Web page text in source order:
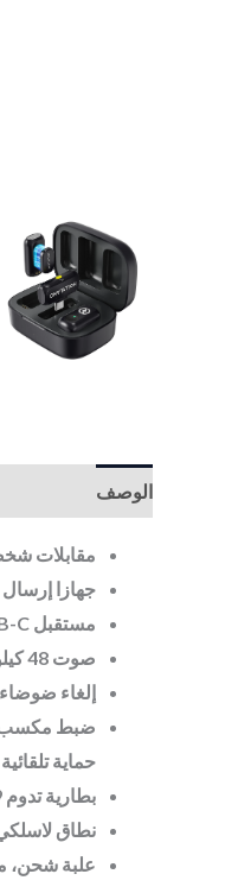
الوصف
مقابلات
جهازا
مستقبل USB-C للأجهزة المحمولة
صوت 48 كيلوهرتز/24 بت، مستوى صوت 120 ديسيبل
إلغاء
ضبط مكسب
حماية
بطارية تدوم 9 ساعات/54 ساعة مع علبة الشحن
نطاق لاسلكي
علبة شحن،